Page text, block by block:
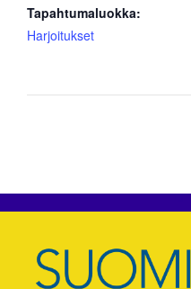
Tapahtumaluokka:
Harjoitukset